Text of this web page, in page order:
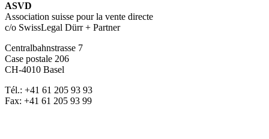
ASVD
Association suisse pour la vente directe
c/o SwissLegal Dürr + Partner
Centralbahnstrasse 7
Case postale 206
CH-4010 Basel
Tél.: +41 61 205 93 93
Fax: +41 61 205 93 99